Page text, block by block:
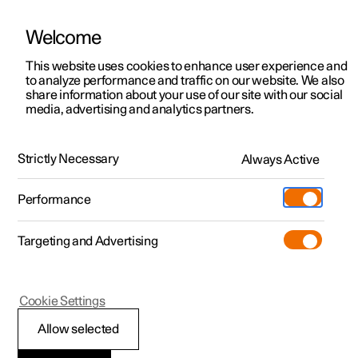
Polestar 2
Polestar 3
Polestar 4
Pre-owned
Shop
Mere
Udforsk Polestar 2
Kampagner
Nye lagerbiler
Prøvetur
Nye lagerbiler
Udforsk Polestar 4
Kampagner
Nye lagerbiler
Pre-owned-programmet
Pre-owned Polestar 2
Kampagner til privatkunder
Tilbud til erhvervskunder
Nye lagerbiler
Byg din bil
Pre-owned
Prøvetur
Extras tilbehør
(Åbner i et nyt vindue)
Experiences
Firmabil
Find os
Servicelokationer
Ejerskab
Opladning
Om Polestar
Bæredygtighed
HåndbogVideogalleriSoftwareopdateringer
Rengøring og pleje af eksteriøret
Polestar 3
Polering og
Welcome
This website uses cookies to enhance user experience and
to analyze performance and traffic on our website. We also
share information about your use of our site with our social
media, advertising and analytics partners.
Strictly Necessary Always Active
Performance
Targeting and Advertising
Allow selected
Cookie Settings